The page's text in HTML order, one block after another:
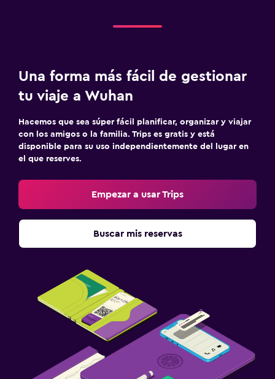
Una forma más fácil de gestionar
tu viaje a Wuhan
Hacemos que sea súper fácil planificar, organizar y viajar
con los amigos o la familia. Trips es gratis y está
disponible para su uso independientemente del lugar en
el que reserves.
Empezar a usar Trips
Buscar mis reservas